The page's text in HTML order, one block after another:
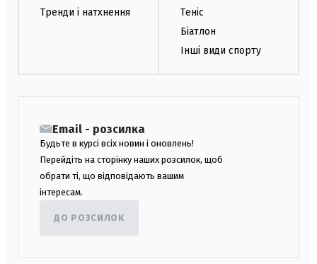
Тренди і натхнення
Теніс
Біатлон
Інші види спорту
Email - розсилка
Будьте в курсі всіх новин і оновлень!
Перейдіть на сторінку наших розсилок, щоб
обрати ті, що відповідають вашим
інтересам.
ДО РОЗСИЛОК